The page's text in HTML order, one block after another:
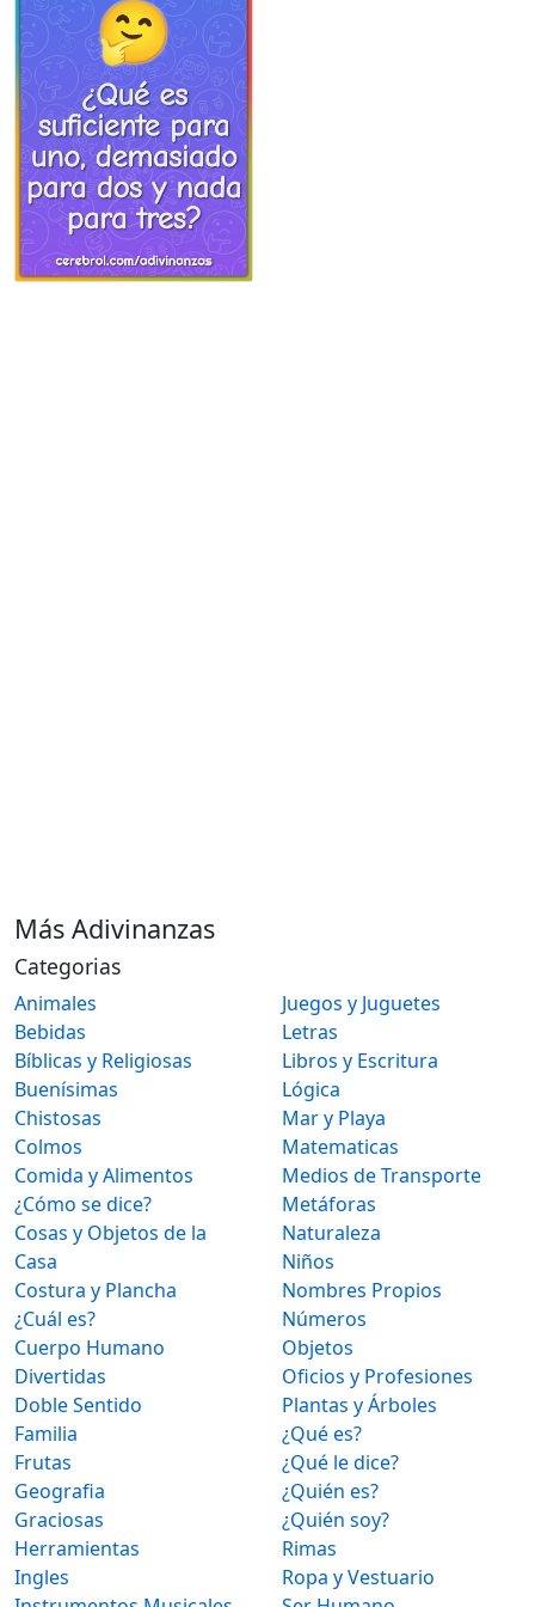
Más Adivinanzas
Categorias
Animales
Bebidas
Bíblicas y Religiosas
Buenísimas
Chistosas
Colmos
Comida y Alimentos
¿Cómo se dice?
Cosas y Objetos de la
Casa
Costura y Plancha
¿Cuál es?
Cuerpo Humano
Divertidas
Doble Sentido
Familia
Frutas
Geografia
Graciosas
Herramientas
Ingles
Juegos y Juguetes
Letras
Libros y Escritura
Lógica
Mar y Playa
Matematicas
Medios de Transporte
Metáforas
Naturaleza
Niños
Nombres Propios
Números
Objetos
Oficios y Profesiones
Plantas y Árboles
¿Qué es?
¿Qué le dice?
¿Quién es?
¿Quién soy?
Rimas
Ropa y Vestuario